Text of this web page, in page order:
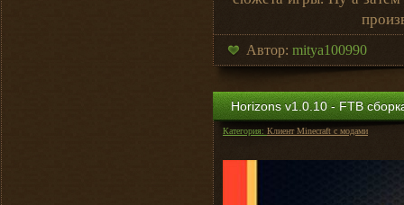
Автор: mitya100990
Horizons v1.0.10 - FTB
Категория: Клиент Minecraft с модами